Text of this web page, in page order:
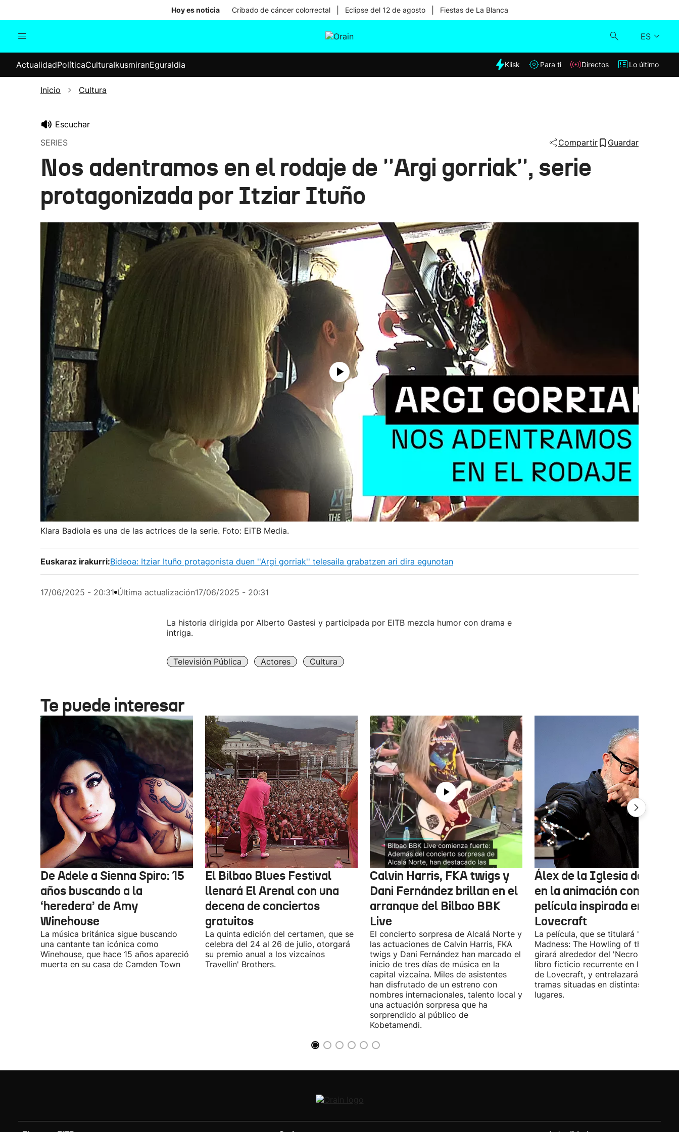
Hoy es noticia Cribado de cáncer colorrectal Eclipse del 12 de agosto Fiestas de La Blanca
ES
Internacional
Elecciones
Klisk
ActualidadPolíticaCulturaIkusmiranEguraldia Klisk Para ti Directos Lo último
Inicio Cultura
Escuchar
SERIES
Compartir Guardar
Nos adentramos en el rodaje de ''Argi gorriak'', serie
protagonizada por Itziar Ituño
Klara Badiola es una de las actrices de la serie. Foto: EiTB Media.
Euskaraz irakurri:Bideoa: Itziar Ituño protagonista duen ''Argi gorriak'' telesaila grabatzen ari dira egunotan
17/06/2025 - 20:31 Última actualización17/06/2025 - 20:31
La historia dirigida por Alberto Gastesi y participada por EITB mezcla humor con drama e
intriga.
Televisión Pública Actores Cultura
Te puede interesar
De Adele a Sienna Spiro: 15
años buscando a la
‘heredera’ de Amy
Winehouse
La música británica sigue buscando
una cantante tan icónica como
Winehouse, que hace 15 años apareció
muerta en su casa de Camden Town
El Bilbao Blues Festival
llenará El Arenal con una
decena de conciertos
gratuitos
La quinta edición del certamen, que se
celebra del 24 al 26 de julio, otorgará
su premio anual a los vizcaínos
Travellin' Brothers.
Calvin Harris, FKA twigs y
Dani Fernández brillan en el
arranque del Bilbao BBK
Live
El concierto sorpresa de Alcalá Norte y
las actuaciones de Calvin Harris, FKA
twigs y Dani Fernández han marcado el
inicio de tres días de música en la
capital vizcaína. Miles de asistentes
han disfrutado de un estreno con
nombres internacionales, talento local y
una actuación sorpresa que ha
sorprendido al público de
Kobetamendi.
Álex de la Iglesia debutará
en la animación con una
película inspirada en
Lovecraft
La película, que se titulará 'Ages of
Madness: The Howling of the Jinn',
girará alrededor del 'Necronomicón',
libro ficticio recurrente en los relatos
de Lovecraft, y entrelazará varias
tramas situadas en distintas épocas y
lugares.